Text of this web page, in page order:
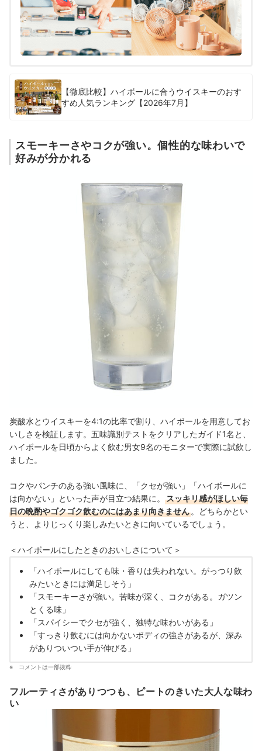
【徹底比較】ハイボールに合うウイスキーのおす
すめ人気ランキング【2026年7月】
スモーキーさやコクが強い。個性的な味わいで
好みが分かれる
炭酸水とウイスキーを4:1の比率で割り、ハイボールを用意してお
いしさを検証します。五味識別テストをクリアしたガイド1名と、
ハイボールを日頃からよく飲む男女9名のモニターで実際に試飲し
ました。
コクやパンチのある強い風味に、「クセが強い」「ハイボールに
は向かない」といった声が目立つ結果に。
スッキリ感がほしい毎
日の晩酌やゴクゴク飲むのにはあまり向きません 。どちらかとい
うと、よりじっくり楽しみたいときに向いているでしょう。
＜ハイボールにしたときのおいしさについて＞
「ハイボールにしても味・香りは失われない。がっつり飲
みたいときには満足しそう」
「スモーキーさが強い。苦味が深く、コクがある。ガツン
とくる味」
「スパイシーでクセが強く、独特な味わいがある」
「すっきり飲むには向かないボディの強さがあるが、深み
がありついつい手が伸びる」
コメントは一部抜粋
フルーティさがありつつも、ピートのきいた大人な味わ
い